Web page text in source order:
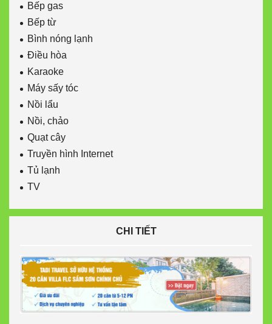
Bếp gas
Bếp từ
Bình nóng lạnh
Điều hòa
Karaoke
Máy sấy tóc
Nồi lẩu
Nồi, chảo
Quạt cây
Truyền hình Internet
Tủ lạnh
TV
CHI TIẾT